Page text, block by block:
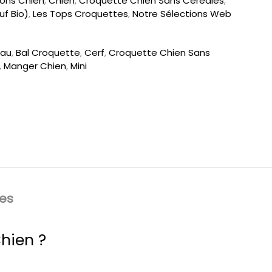
Bio),Les Tops Croquettes,Notre Sélections Web
,Bal Croquette,Cerf,Croquette Chien Sans
,Manger Chien,Mini
?